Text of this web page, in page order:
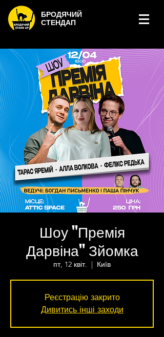
БРОДЯЧИЙ
СТЕНДАП
Шоу "Премія
Дарвіна" Зйомка
пт, 12 квіт.
  |
Київ
Реєстрацію закрито
Дивитись інші заходи